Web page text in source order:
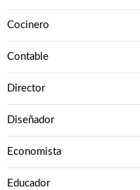
Cocinero
Contable
Director
Diseñador
Economista
Educador